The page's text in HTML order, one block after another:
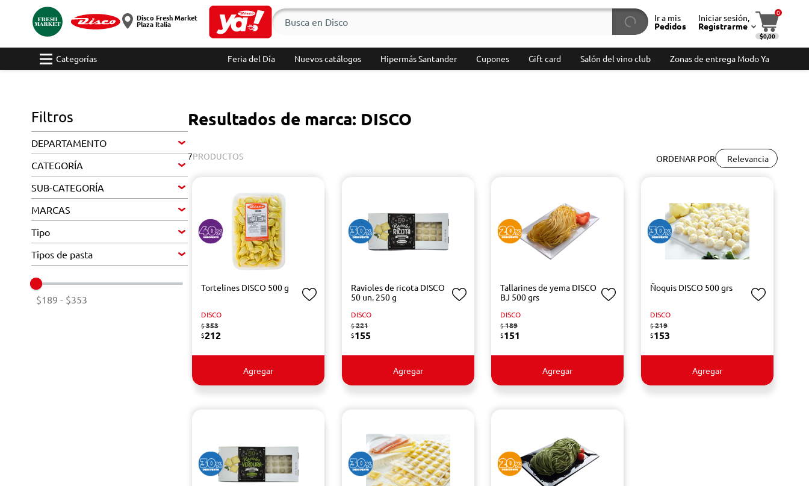
Disco Fresh Market
Plaza Italia
Ir a mis
Pedidos
Iniciar sesión,
Registrarme
0
$0,00
Categorías Feria del Día Nuevos catálogos Hipermás Santander Cupones Gift card Salón del vino club Zonas de entrega Modo Ya
Filtros
DEPARTAMENTO
CATEGORÍA
SUB-CATEGORÍA
MARCAS
Tipo
Tipos de pasta
$189 - $353
Resultados de marca: DISCO
ORDENAR POR Relevancia
7PRODUCTOS
Tortelines DISCO 500 g
DISCO
$353
$212
Agregar
Ravioles de ricota DISCO
50 un. 250 g
DISCO
$221
$155
Agregar
Tallarines de yema DISCO
BJ 500 grs
DISCO
$189
$151
Agregar
Ñoquis DISCO 500 grs
DISCO
$219
$153
Agregar